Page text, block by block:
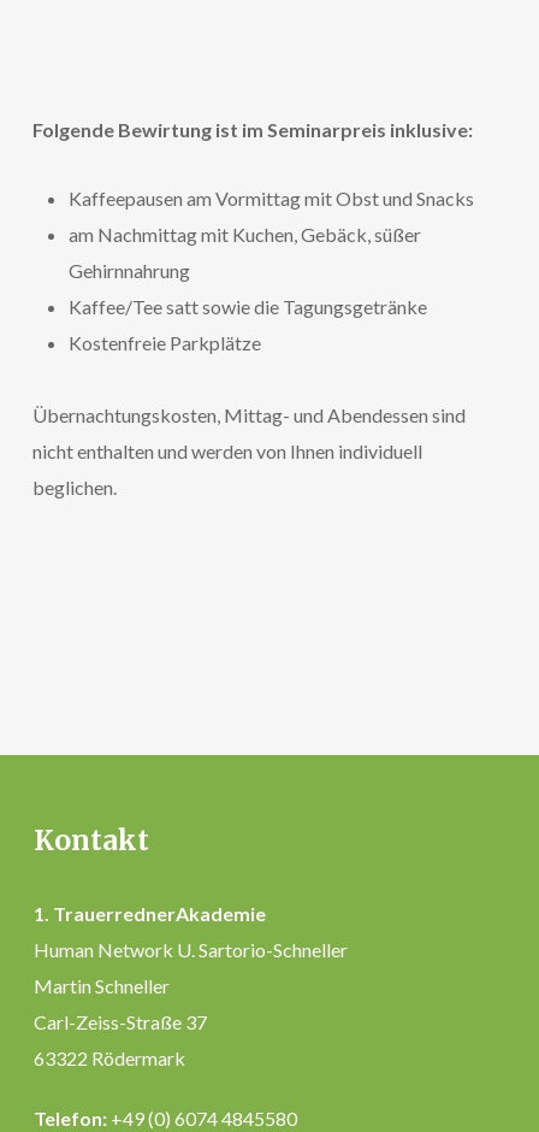
Folgende Bewirtung ist im Seminarpreis inklusive:
Kaffeepausen am Vormittag mit Obst und Snacks
am Nachmittag mit Kuchen, Gebäck, süßer
Gehirnnahrung
Kaffee/Tee satt sowie die Tagungsgetränke
Kostenfreie Parkplätze
Übernachtungskosten, Mittag- und Abendessen sind
nicht enthalten und werden von Ihnen individuell
beglichen.
Kontakt
1. TrauerrednerAkademie
Human Network U. Sartorio-Schneller
Martin Schneller
Carl-Zeiss-Straße 37
63322 Rödermark
Telefon: +49 (0) 6074 4845580